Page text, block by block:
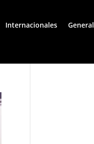
Internacionales General